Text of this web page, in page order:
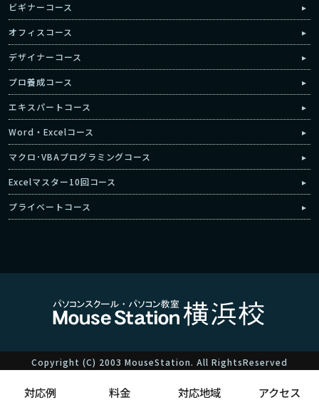
対応例 料金 対応地域 アクセス
ビギナーコース
オフィスコース
デザイナーコース
プロ養成コース
エキスパートコース
Word・Excelコース
マクロ･VBAプログラミングコース
Excelマスター10回コース
プライベートコース
Copyright (C) 2003 MouseStation. All RightsReserved